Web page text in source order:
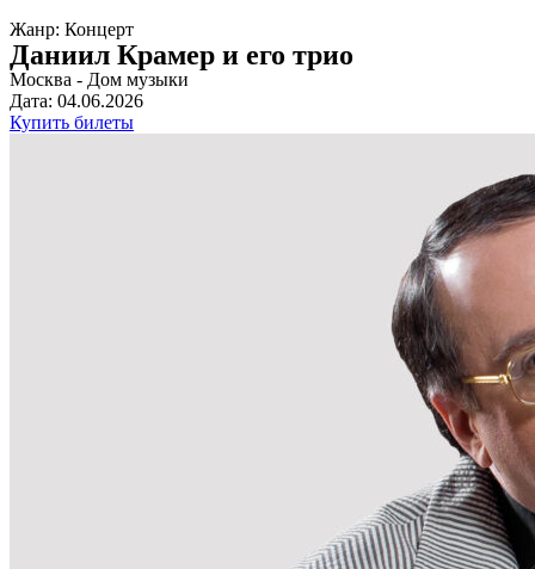
Жанр: Концерт
Даниил Крамер и его трио
Москва - Дом музыки
Дата: 04.06.2026
Купить билеты